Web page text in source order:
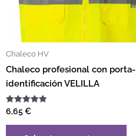
Chaleco HV
Chaleco profesional con porta-
identificación VELILLA
Valorado
con
5.00
6,65€